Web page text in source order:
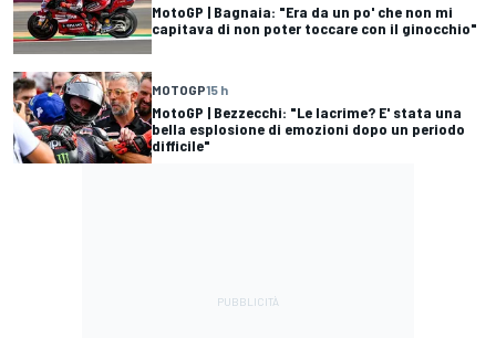
MotoGP | Bagnaia: "Era da un po' che non mi
capitava di non poter toccare con il ginocchio"
MOTOGP15 h
MotoGP | Bezzecchi: "Le lacrime? E' stata una
bella esplosione di emozioni dopo un periodo
difficile"